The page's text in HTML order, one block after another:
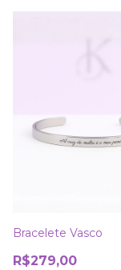
Bracelete Vasco
R$279,00